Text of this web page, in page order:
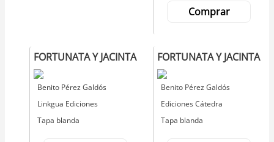
Comprar
FORTUNATA Y JACINTA
Autor
Benito Pérez Galdós
Editorial
Linkgua Ediciones
Tapa blanda
FORTUNATA Y JACINTA
Autor
Benito Pérez Galdós
Editorial
Ediciones Cátedra
Tapa blanda